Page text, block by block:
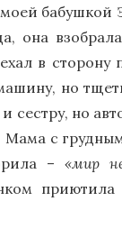
бабушкой
она
в
но
сестру, но
с
– «мир